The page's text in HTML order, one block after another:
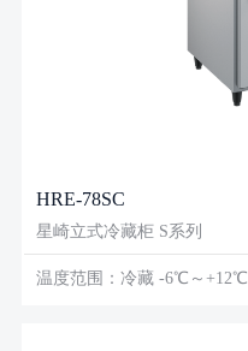
HRE-78SC
星崎立式冷藏柜 S系列
温度范围：冷藏 -6℃～+12℃